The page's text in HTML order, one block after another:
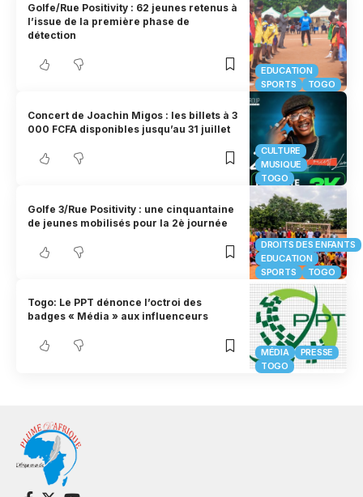
EDUCATION
SPORTS
TOGO
Golfe/Rue Positivity : 62 jeunes retenus à
l’issue de la première phase de
détection
CULTURE
MUSIQUE
TOGO
Concert de Joachin Migos : les billets à 3
000 FCFA disponibles jusqu’au 31 juillet
DROITS DES ENFANTS
EDUCATION
SPORTS
TOGO
Golfe 3/Rue Positivity : une cinquantaine
de jeunes mobilisés pour la 2è journée
MÉDIA
PRESSE
TOGO
Togo: Le PPT dénonce l’octroi des
badges « Média » aux influenceurs